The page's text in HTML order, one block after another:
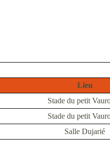
Lieu
Stade du petit
Stade du petit
Salle Dujarié